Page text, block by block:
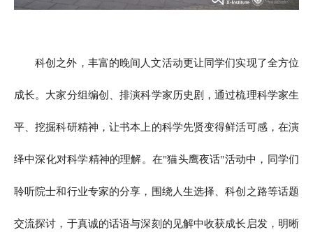
科创之外，丰富的晚间人文活动更让同学们实现了全方位
成长。大家分组编创、排演科学家历史剧，通过梳理科学家生
平、挖掘科研精神，让书本上的科学先贤变得鲜活可感，在演
绎中深化对科学精神的理解。在"猫头鹰夜话"活动中，同学们
聆听院士和行业专家的分享，围绕人生选择、科创之路等话题
交流探讨，于真诚的话语与深刻的见解中收获成长启发，明晰